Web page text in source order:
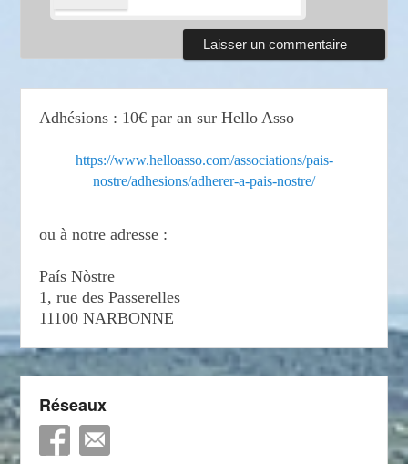
Adhésions : 10€ par an sur Hello Asso
https://www.helloasso.com/associations/pais-
nostre/adhesions/adherer-a-pais-nostre/
ou à notre adresse :
País Nòstre
1, rue des Passerelles
11100 NARBONNE
Réseaux